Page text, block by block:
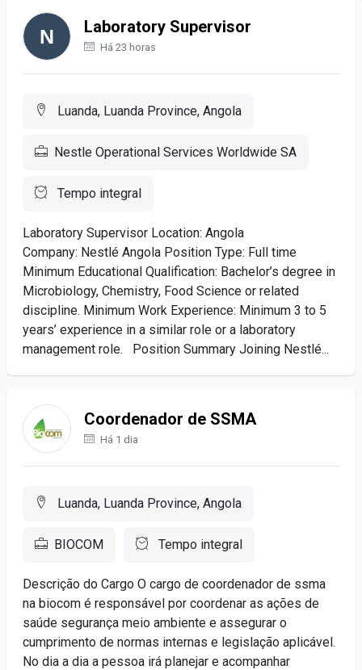
Laboratory Supervisor
Há 23 horas
Luanda, Luanda Province, Angola
Nestle Operational Services Worldwide SA
Tempo integral
Laboratory Supervisor Location: Angola
Company: Nestlé Angola Position Type: Full time
Minimum Educational Qualification: Bachelor’s degree in
Microbiology, Chemistry, Food Science or related
discipline. Minimum Work Experience: Minimum 3 to 5
years’ experience in a similar role or a laboratory
management role. Position Summary Joining Nestlé...
Coordenador de SSMA
Há 1 dia
Luanda, Luanda Province, Angola
BIOCOM Tempo integral
Descrição do Cargo O cargo de coordenador de ssma
na biocom é responsável por coordenar as ações de
saúde segurança meio ambiente e assegurar o
cumprimento de normas internas e legislação aplicável.
No dia a dia a pessoa irá planejar e acompanhar